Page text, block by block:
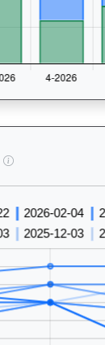
連連幸運（